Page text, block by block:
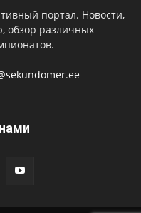
портал. Новости,
обзор различных